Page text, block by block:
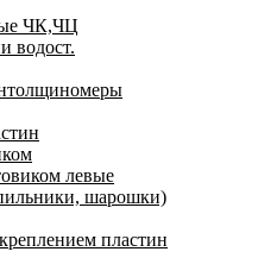
ЧК,ЧЦ
водост.
левые
шарошки)
пластин